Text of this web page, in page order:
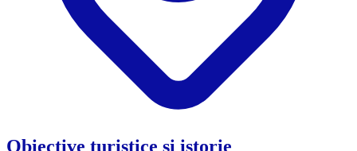
Obiective turistice și istorie